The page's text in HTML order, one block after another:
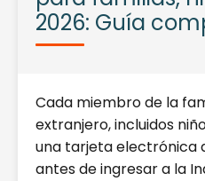
2026: Guía
Cada miembro de la
extranjero, incluidos
una tarjeta electrónica
antes de ingresar a la